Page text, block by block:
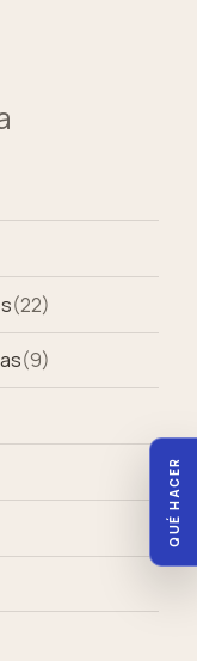
QUÉ HACER
(22)
(9)